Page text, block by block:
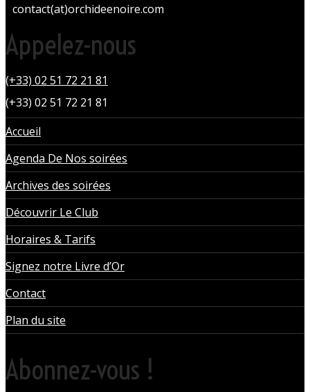
contact(at)orchideenoire.com
Appelez-nous
(+33) 02 51 72 21 81
(+33) 02 51 72 21 81
Accueil
Agenda De Nos soirées
Archives des soirées
Découvrir Le Club
Horaires & Tarifs
Signez notre Livre d’Or
Contact
Plan du site
Abonnez-vous !